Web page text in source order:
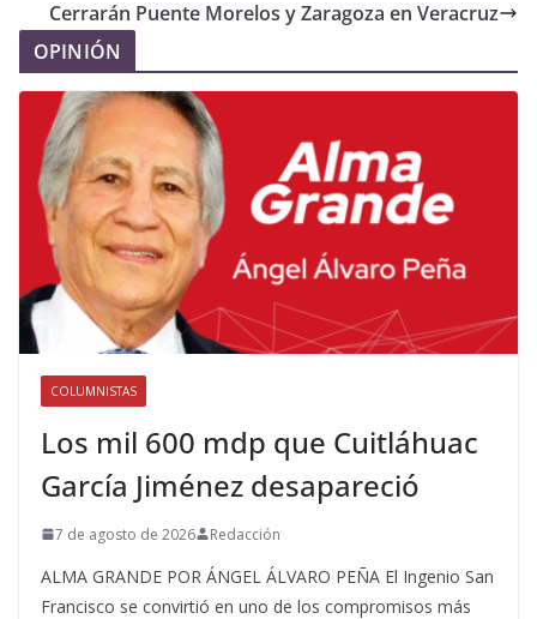
Cerrarán Puente Morelos y Zaragoza en Veracruz
OPINIÓN
COLUMNISTAS
Los mil 600 mdp que Cuitláhuac
García Jiménez desapareció
7 de agosto de 2026 Redacción
ALMA GRANDE POR ÁNGEL ÁLVARO PEÑA El Ingenio San
Francisco se convirtió en uno de los compromisos más